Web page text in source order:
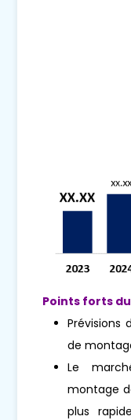
Points forts
Prévisions
de
Le
montage
plus